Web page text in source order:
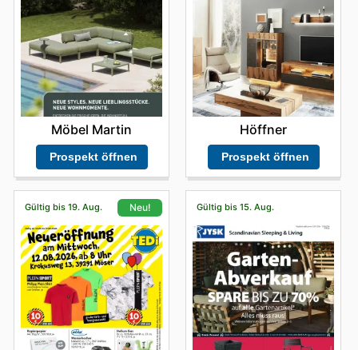
Möbel Martin
Prospekt öffnen
Höffner
Prospekt öffnen
Gültig bis 19. Aug. Neu! Gültig bis 15. Aug.